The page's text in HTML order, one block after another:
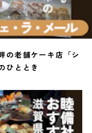
の老舗ケーキ店「シ
ひととき